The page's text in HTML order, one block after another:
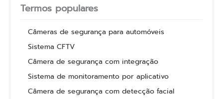
Termos populares
Câmeras de segurança para automóveis
Sistema CFTV
Câmera de segurança com integração
Sistema de monitoramento por aplicativo
Câmera de segurança com detecção facial